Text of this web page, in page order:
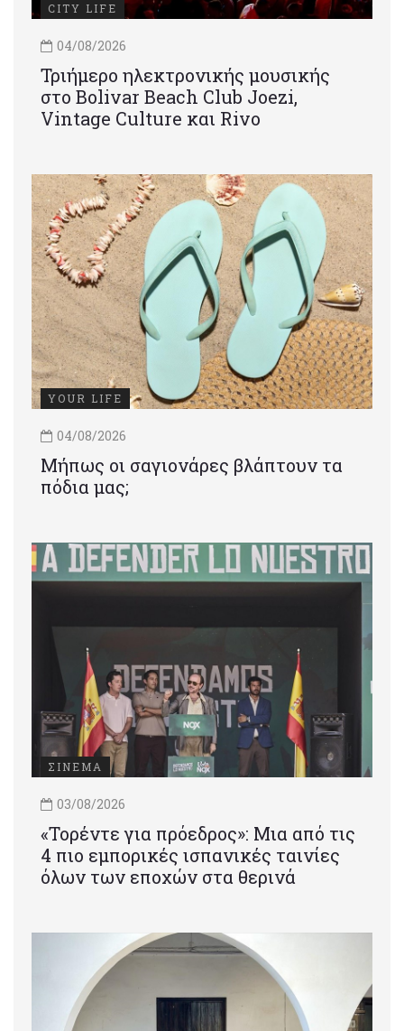
CITY LIFE
04/08/2026
Τριήμερο ηλεκτρονικής μουσικής
στο Bolivar Beach Club Joezi,
Vintage Culture και Rivo
YOUR LIFE
04/08/2026
Μήπως οι σαγιονάρες βλάπτουν τα
πόδια μας;
ΣΙΝΕΜΑ
03/08/2026
«Τορέντε για πρόεδρος»: Mια από τις
4 πιο εμπορικές ισπανικές ταινίες
όλων των εποχών στα θερινά